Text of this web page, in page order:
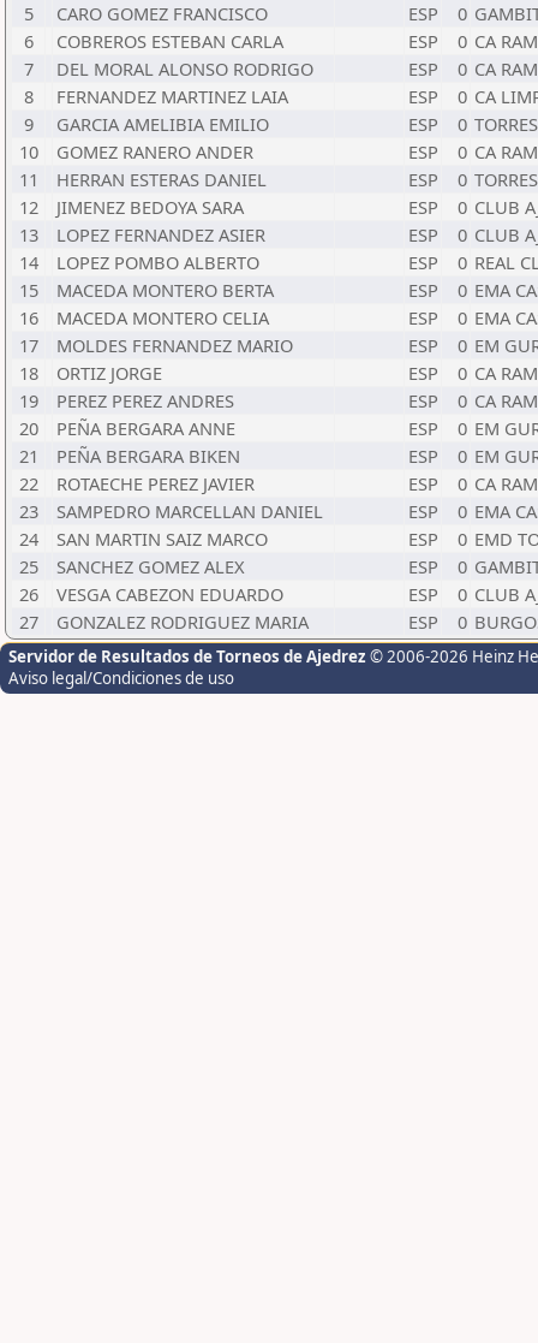
5
CARO GOMEZ FRANCISCO ESP 0
6
COBREROS ESTEBAN CARLA ESP 0 CA
7
DEL MORAL ALONSO RODRIGO ESP 0 CA
8
FERNANDEZ MARTINEZ LAIA ESP 0 CA
9
GARCIA AMELIBIA EMILIO ESP 0
10
GOMEZ RANERO ANDER ESP 0 CA
11
HERRAN ESTERAS DANIEL ESP 0
12
JIMENEZ BEDOYA SARA ESP 0 CLUB
13
LOPEZ FERNANDEZ ASIER ESP 0 CLUB
14
LOPEZ POMBO ALBERTO ESP 0 REAL
15
MACEDA MONTERO BERTA ESP 0 EMA
16
MACEDA MONTERO CELIA ESP 0 EMA
17
MOLDES FERNANDEZ MARIO ESP 0 EM
18
ORTIZ JORGE ESP 0 CA
19
PEREZ PEREZ ANDRES ESP 0 CA
20
PEÑA BERGARA ANNE ESP 0 EM
21
PEÑA BERGARA BIKEN ESP 0 EM
22
ROTAECHE PEREZ JAVIER ESP 0 CA
23
SAMPEDRO MARCELLAN DANIEL ESP 0 EMA
24
SAN MARTIN SAIZ MARCO ESP 0 EMD
25
SANCHEZ GOMEZ ALEX ESP 0
26
VESGA CABEZON EDUARDO ESP 0 CLUB
27
GONZALEZ RODRIGUEZ MARIA ESP 0
Servidor de Resultados de Torneos de Ajedrez © 2006-2026 Heinz
Aviso legal/Condiciones de uso